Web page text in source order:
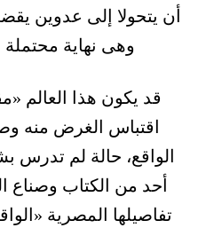
أن يتحولا إلى عدوين
وهى نهاية
قد يكون هذا العالم
اقتباس الغرض منه
الواقع، حالة لم تدرس
أحد من الكتاب وصناع
تفاصيلها المصرية